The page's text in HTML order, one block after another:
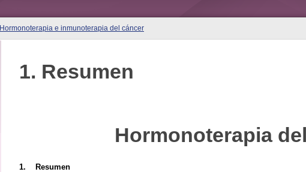
Hormonoterapia e inmunoterapia del cáncer
1. Resumen
Hormonoterapia
1. Resumen